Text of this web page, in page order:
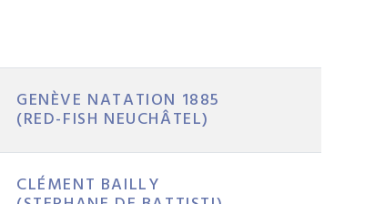
GENÈVE NATATION 1885
(RED-FISH NEUCHÂTEL)
CLÉMENT BAILLY